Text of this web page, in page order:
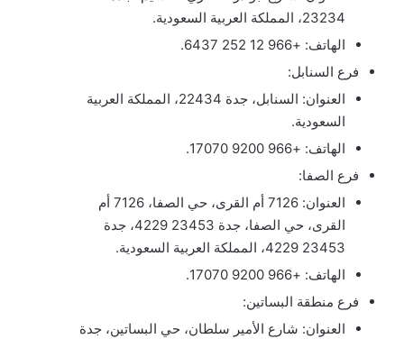
23234، المملكة العربية السعودية.
الهاتف: +966 12 252 6437.
فرع السنابل:
العنوان: السنابل، جدة 22434، المملكة العربية
السعودية.
الهاتف: +966 9200 17070.
فرع الصفا:
العنوان: 7126 أم القرى، حي الصفا، 7126 أم
القرى، حي الصفا، جدة 23453 4229، جدة
23453 4229، المملكة العربية السعودية.
الهاتف: +966 9200 17070.
فرع منطقة البساتين:
العنوان: شارع الأمير سلطان، حي البساتين، جدة